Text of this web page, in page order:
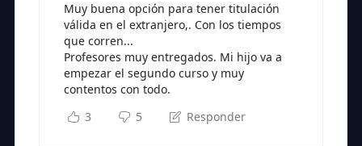
Muy buena opción para tener titulación
válida en el extranjero,. Con los tiempos
que corren...
Profesores muy entregados. Mi hijo va a
empezar el segundo curso y muy
contentos con todo.
3
5 Responder